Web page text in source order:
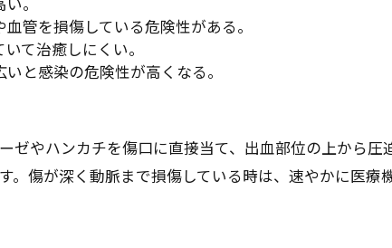
管を損傷している危険性がある。
て治癒しにくい。
と感染の危険性が高くなる。
ゼやハンカチを傷口に直接当て、出血部位の上から圧
傷が深く動脈まで損傷している時は、速やかに医療